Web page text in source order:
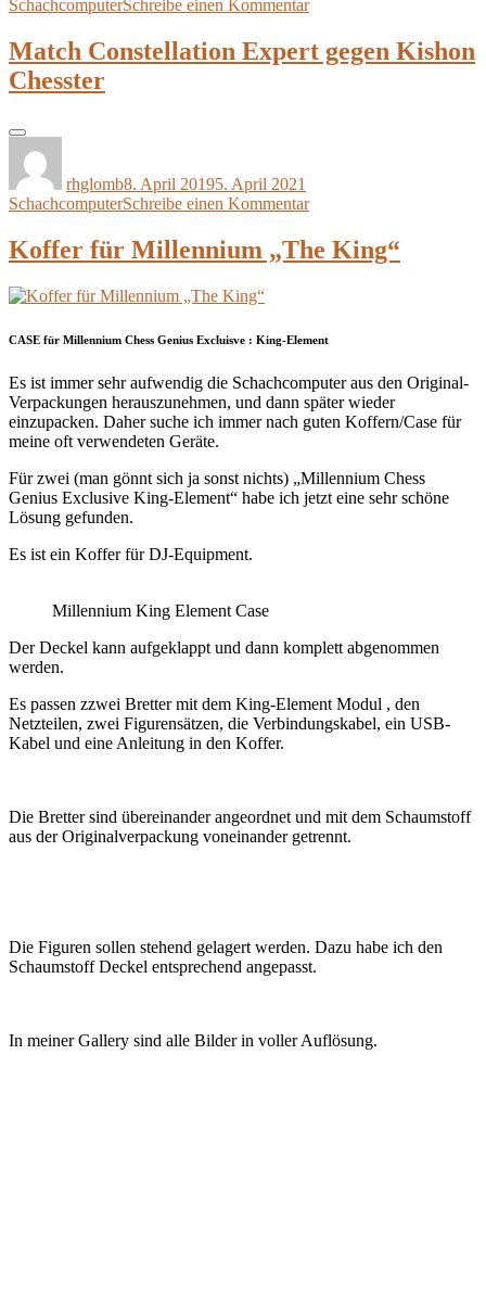
SchachcomputerSchreibe einen Kommentarzu
Schachcomputer
will
Match Constellation Expert gegen Kishon
Chesster
rhglomb8. April 20195. April 2021
SchachcomputerSchreibe einen Kommentarzu
Constellation
Expert
Koffer für Millennium „The King“
CASE für Millennium Chess Genius Excluisve : King-Element
Es ist immer sehr aufwendig die Schachcomputer aus den Original-
Verpackungen herauszunehmen, und dann später wieder
einzupacken. Daher suche ich immer nach guten Koffern/Case für
meine oft verwendeten Geräte.
Für zwei (man gönnt sich ja sonst nichts) „Millennium Chess
Genius Exclusive King-Element“ habe ich jetzt eine sehr schöne
Lösung gefunden.
Es ist ein Koffer für DJ-Equipment.
Millennium King Element Case
Der Deckel kann aufgeklappt und dann komplett abgenommen
werden.
Es passen zzwei Bretter mit dem King-Element Modul , den
Netzteilen, zwei Figurensätzen, die Verbindungskabel, ein USB-
Kabel und eine Anleitung in den Koffer.
Die Bretter sind übereinander angeordnet und mit dem Schaumstoff
aus der Originalverpackung voneinander getrennt.
Die Figuren sollen stehend gelagert werden. Dazu habe ich den
Schaumstoff Deckel entsprechend angepasst.
In meiner Gallery sind alle Bilder in voller Auflösung.